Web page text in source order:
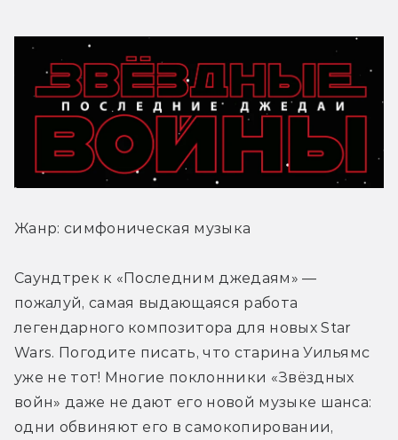
Жанр: симфоническая музыка
Саундтрек к «Последним джедаям» —
пожалуй, самая выдающаяся работа
легендарного композитора для новых Star
Wars. Погодите писать, что старина Уильямс
уже не тот! Многие поклонники «Звёздных
войн» даже не дают его новой музыке шанса:
одни обвиняют его в самокопировании,